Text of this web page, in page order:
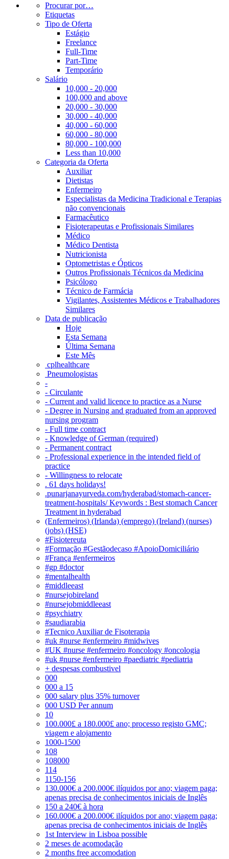
Procurar por…
Etiquetas
Tipo de Oferta
Estágio
Freelance
Full-Time
Part-Time
Temporário
Salário
10,000 - 20,000
100,000 and above
20,000 - 30,000
30,000 - 40,000
40,000 - 60,000
60,000 - 80,000
80,000 - 100,000
Less than 10,000
Categoria da Oferta
Auxiliar
Dietistas
Enfermeiro
Especialistas da Medicina Tradicional e Terapias
não convencionais
Farmacêutico
Fisioterapeutas e Profissionais Similares
Médico
Médico Dentista
Nutricionista
Optometristas e Ópticos
Outros Profissionais Técnicos da Medicina
Psicólogo
Técnico de Farmácia
Vigilantes, Assistentes Médicos e Trabalhadores
Similares
Data de publicação
Hoje
Esta Semana
Última Semana
Este Mês
‎ cplhealthcare‬
Pneumologistas
-
- Circulante
- Current and valid licence to practice as a Nurse
- Degree in Nursing and graduated from an approved
nursing program
- Full time contract
- Knowledge of German (required)
- Permanent contract
- Professional experience in the intended field of
practice
- Willingness to relocate
. 61 days holidays!
.punarjanayurveda.com/hyderabad/stomach-cancer-
treatment-hospitals/ Keywords : Best stomach Cancer
Treatment in hyderabad
(Enfermeiros) (Irlanda) (emprego) (Ireland) (nurses)
(jobs) (HSE)
#Fisiotereuta
#Formação #Gestãodecaso #ApoioDomiciliário
#França #enfermeiros
#gp #doctor
#mentalhealth
#middleeast
#nursejobireland
#nursejobmiddleeast
#psychiatry
#saudiarabia
#Tecnico Auxiliar de Fisoterapia
#uk #nurse #enfermeiro #midwives
#UK #nurse #enfermeiro #oncology #oncologia
#uk #nurse #enfermeiro #paediatric #pediatria
+ despesas combustivel
000
000 a 15
000 salary plus 35% turnover
000 USD Per annum
10
100.000£ a 180.000£ ano; processo registo GMC;
viagem e alojamento
1000-1500
108
108000
114
1150-156
130.000€ a 200.000€ ilíquidos por ano; viagem paga;
apenas precisa de conhecimentos iniciais de Inglês
150 a 240€ à hora
160.000€ a 200.000€ ilíquidos por ano; viagem paga;
apenas precisa de conhecimentos iniciais de Inglês
1st Interview in Lisboa possible
2 meses de acomodação
2 months free accomodation